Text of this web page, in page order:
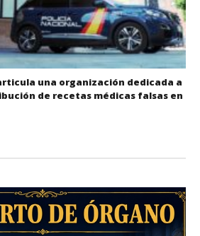
una organización dedicada a
de recetas médicas falsas en